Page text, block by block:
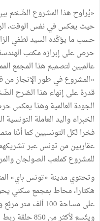
«يُراوح هذا المشروع الضّخم بين
حيث يعكس في نفس الوقت،
حسب ما يؤكّده السيد لطفي
عالميين لتصميم هذا المجمع
«المشروع في طور الإنجاز من
قدرة على إنهاء هذا الصّرح
الجودة العالمية وهذا يعكس
الخبراء واليد العاملة
فخرا لكل التونسيين كما
عقاريين من تونس عبر
للمشروع كملعب الصولجان
ويتّسع لأكثر